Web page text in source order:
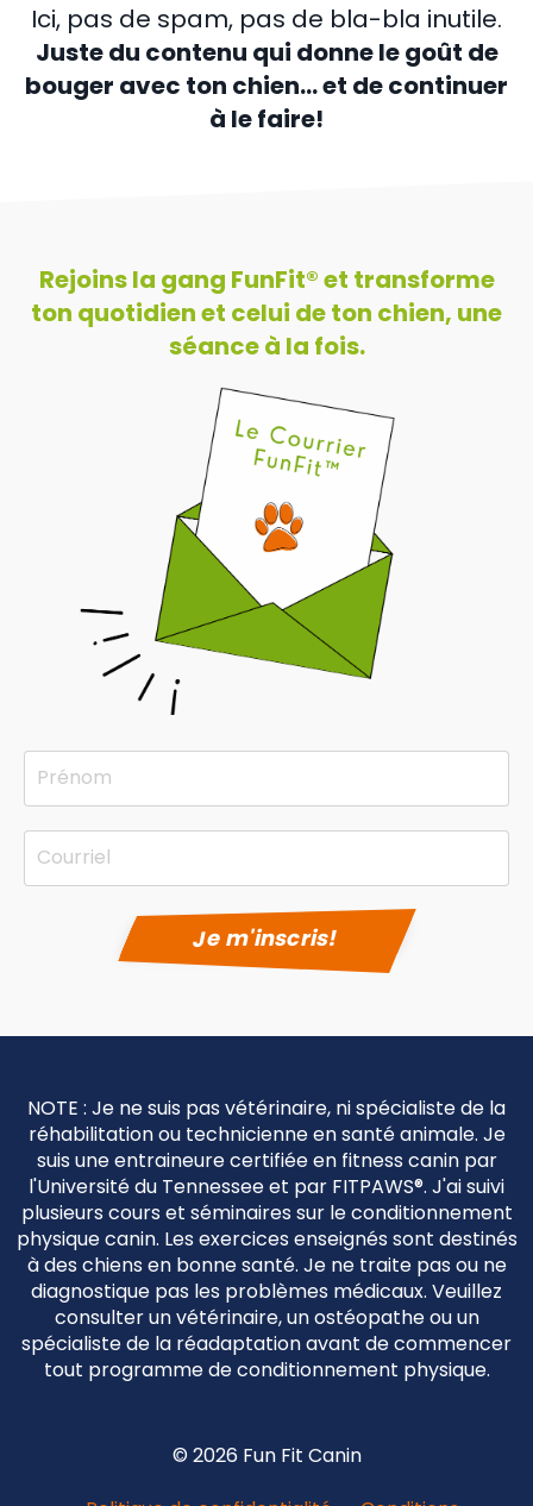
Ici, pas de spam, pas de bla-bla inutile.
Juste du contenu qui donne le goût de
bouger avec ton chien… et de continuer
à le faire!
Rejoins la gang FunFit® et transforme
ton quotidien et celui de ton chien, une
séance à la fois.
Je m'inscris!
NOTE : Je ne suis pas vétérinaire, ni spécialiste de la
réhabilitation ou technicienne en santé animale. Je
suis une entraineure certifiée en fitness canin par
l'Université du Tennessee et par FITPAWS®. J'ai suivi
plusieurs cours et séminaires sur le conditionnement
physique canin. Les exercices enseignés sont destinés
à des chiens en bonne santé. Je ne traite pas ou ne
diagnostique pas les problèmes médicaux. Veuillez
consulter un vétérinaire, un ostéopathe ou un
spécialiste de la réadaptation avant de commencer
tout programme de conditionnement physique.
© 2026 Fun Fit Canin